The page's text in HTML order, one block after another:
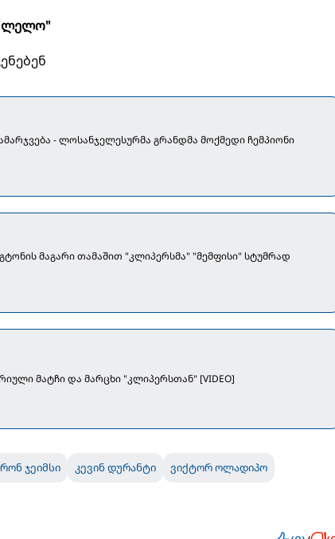
- ლოსანჯელესურმა გრანდმა მოქმედი ჩემპიონი
მაგარი თამაშით "კლიპერსმა" "მემფისი" სტუმრად
მატჩი და მარცხი "კლიპერსთან" [VIDEO]
ჯეიმსი კევინ დურანტი ვიქტორ ოლადიპო